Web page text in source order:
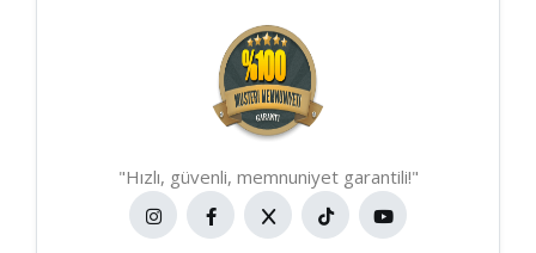
"Hızlı, güvenli, memnuniyet garantili!"